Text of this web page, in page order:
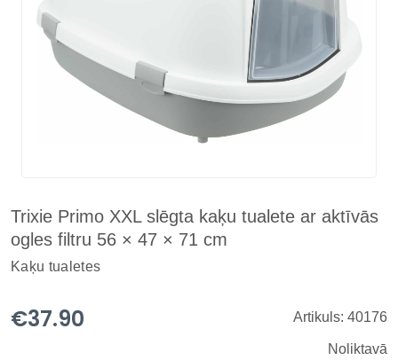
Trixie Primo XXL slēgta kaķu tualete ar aktīvās
ogles filtru 56 × 47 × 71 cm
Kaķu tualetes
€37.90 Artikuls: 40176
Noliktavā